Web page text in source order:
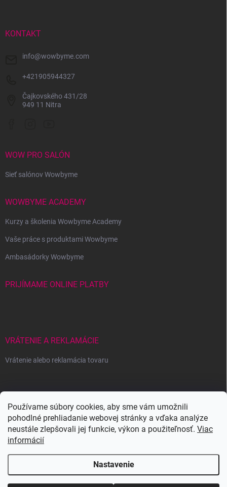
Používame súbory cookies, aby sme vám umožnili
pohodlné prehliadanie webovej stránky a vďaka analýze
neustále zlepšovali jej funkcie, výkon a použiteľnosť. Viac
informácií
Nastavenie
KONTAKT
info@wowbyme.com
+421905944327
Čajkovského 431/28
949 11 Nitra
WOW PRO SALÓN
Sieť salónov Wowbyme
WOWBYME ACADEMY
Kurzy a školenia Wowbyme Academy
Vaše práce s produktami Wowbyme
Ambasádorky Wowbyme
PRIJÍMAME ONLINE PLATBY
VRÁTENIE A REKLAMÁCIE
Vrátenie alebo reklamácia tovaru
Copyright 2026WOWBYME. Všetky práva vyhradené.Upraviť nastavenie